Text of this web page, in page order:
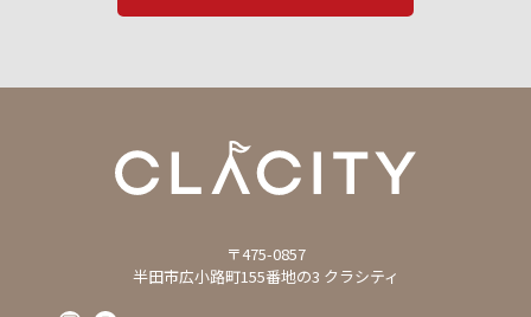
〒475-0857
半田市広小路町155番地の3 クラシティ